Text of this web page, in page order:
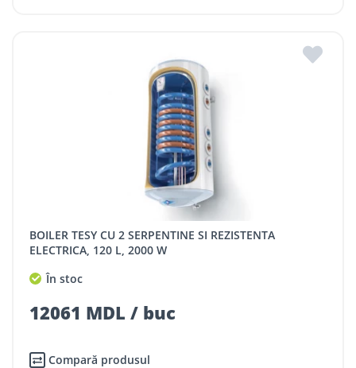
BOILER TESY CU 2 SERPENTINE SI REZISTENTA
ELECTRICA, 120 L, 2000 W
În stoc
12061 MDL / buc
Compară produsul